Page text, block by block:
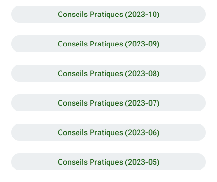
Conseils Pratiques (2023-10)
Conseils Pratiques (2023-09)
Conseils Pratiques (2023-08)
Conseils Pratiques (2023-07)
Conseils Pratiques (2023-06)
Conseils Pratiques (2023-05)